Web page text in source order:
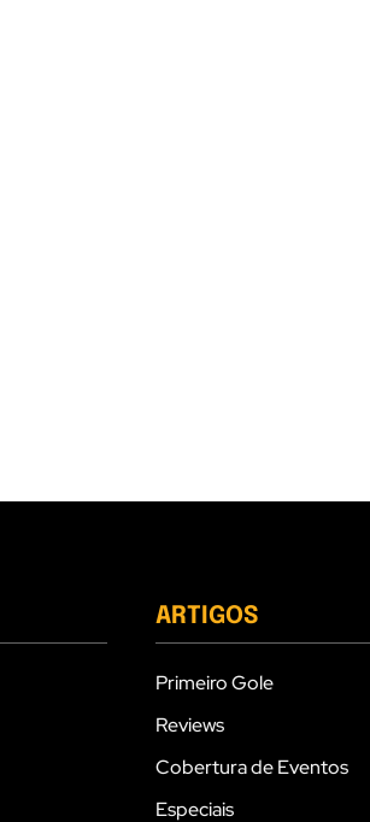
ARTIGOS
Primeiro Gole
Reviews
Cobertura de Eventos
Especiais